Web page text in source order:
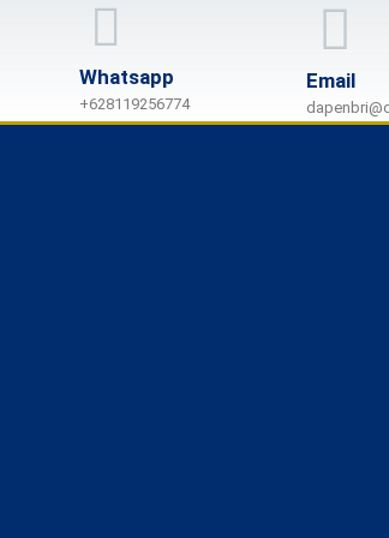
Whatsapp
+628119256774
Email